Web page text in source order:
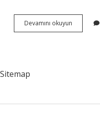
Devamını okuyun Cünüpken
Ne
Sitemap